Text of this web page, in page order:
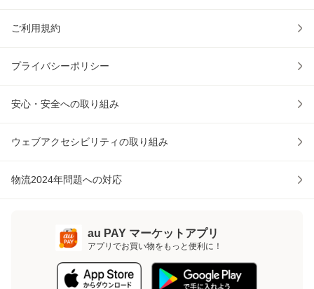
ご利用規約
プライバシーポリシー
安心・安全への取り組み
ウェブアクセシビリティの取り組み
物流2024年問題への対応
au PAY マーケットアプリ
アプリでお買い物をもっと便利に！